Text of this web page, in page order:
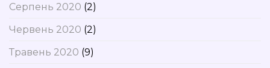
Серпень 2020 (2)
Червень 2020 (2)
Травень 2020 (9)